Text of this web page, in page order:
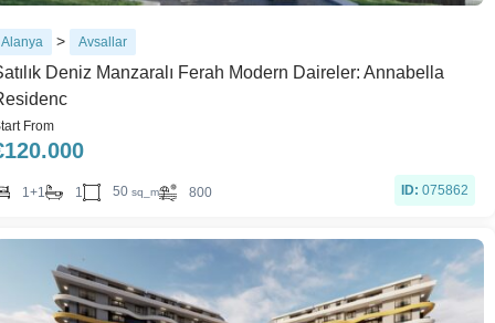
Alanya > Avsallar
Deniz Manzaralı Ferah Modern Daireler: Annabella
From
120.000
1+1 1 50 sq_m 800 ID: 075862